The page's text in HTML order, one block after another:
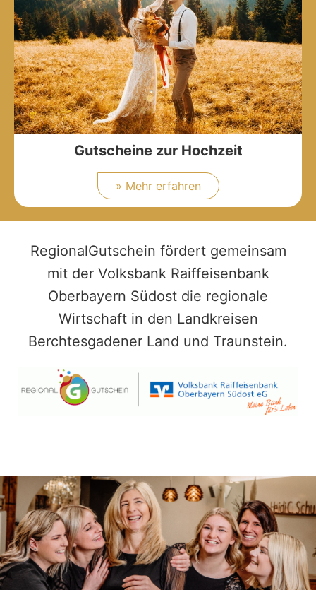
Gutscheine zur Hochzeit
» Mehr erfahren
RegionalGutschein fördert gemeinsam
mit der Volksbank Raiffeisenbank
Oberbayern Südost die regionale
Wirtschaft in den Landkreisen
Berchtesgadener Land und Traunstein.